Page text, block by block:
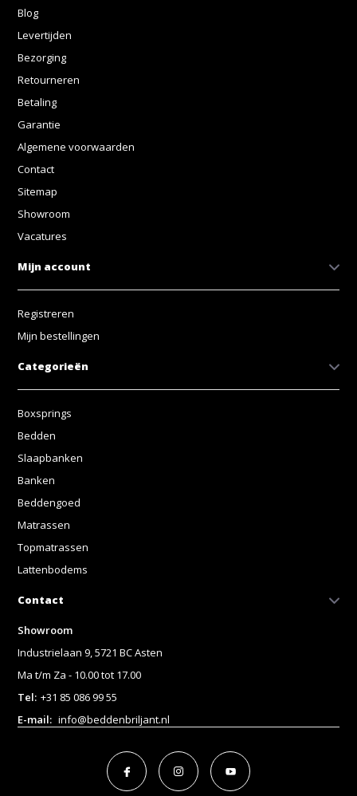
Blog
Levertijden
Bezorging
Retourneren
Betaling
Garantie
Algemene voorwaarden
Contact
Sitemap
Showroom
Vacatures
Mijn account
Registreren
Mijn bestellingen
Categorieën
Boxsprings
Bedden
Slaapbanken
Banken
Beddengoed
Matrassen
Topmatrassen
Lattenbodems
Contact
Showroom
Industrielaan 9, 5721 BC Asten
Ma t/m Za - 10.00 tot 17.00
Tel: +31 85 086 99 55
E-mail: info@beddenbriljant.nl